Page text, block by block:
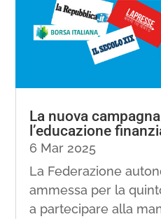
La nuova
l’educazione
6 Mar 2025
La Federazione
ammessa per la
a partecipare alla